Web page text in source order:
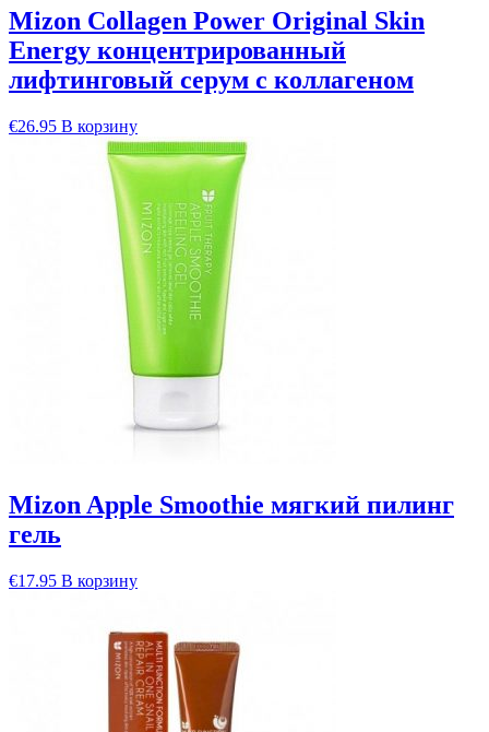
Mizon Collagen Power Original Skin
Energy концентрированный
лифтинговый серум с коллагеном
€26.95 В корзину
Mizon Apple Smoothie мягкий пилинг
гель
€17.95 В корзину